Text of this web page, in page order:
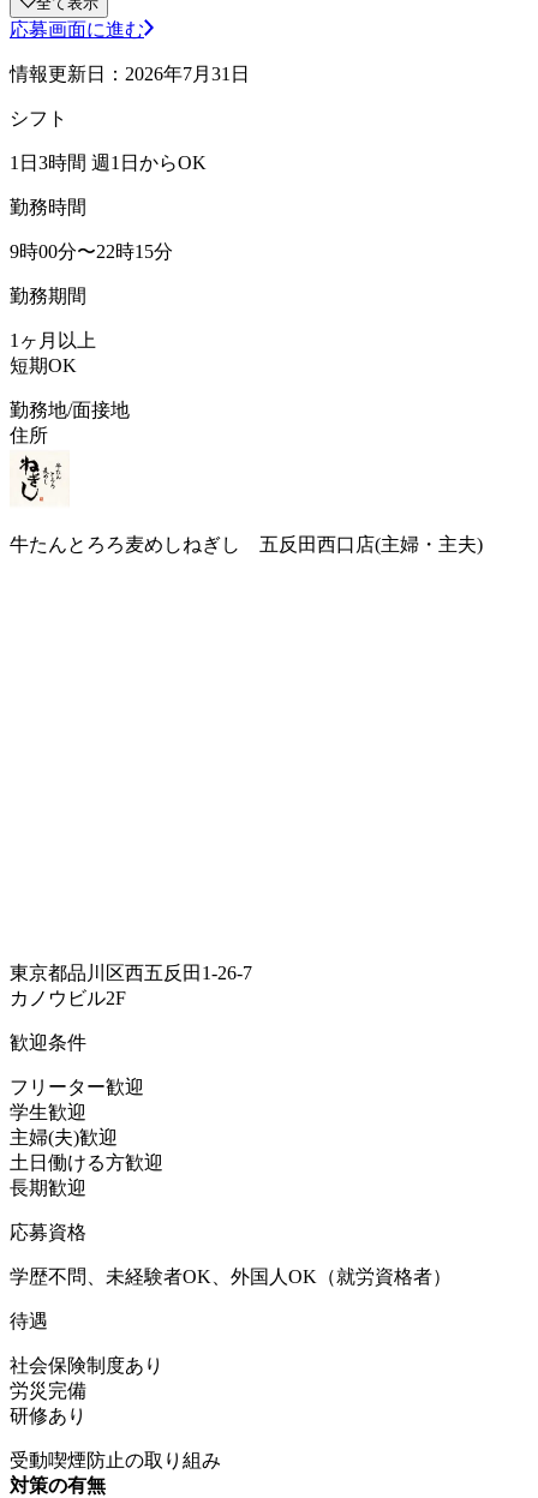
応募画面に進む
情報更新日：2026年7月31日
シフト
1日3時間 週1日からOK
勤務時間
9時00分〜22時15分
勤務期間
1ヶ月以上
短期OK
勤務地/面接地
住所
牛たんとろろ麦めしねぎし 五反田西口店(主婦・主夫)
東京都品川区西五反田1-26-7
カノウビル2F
歓迎条件
フリーター歓迎
学生歓迎
主婦(夫)歓迎
土日働ける方歓迎
長期歓迎
応募資格
学歴不問、未経験者OK、外国人OK（就労資格者）
待遇
社会保険制度あり
労災完備
研修あり
受動喫煙防止の取り組み
対策の有無